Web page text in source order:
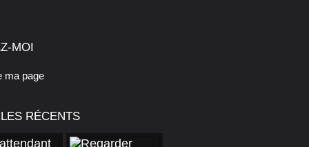
MOI
ma page
RÉCENTS